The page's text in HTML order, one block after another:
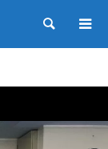
検索